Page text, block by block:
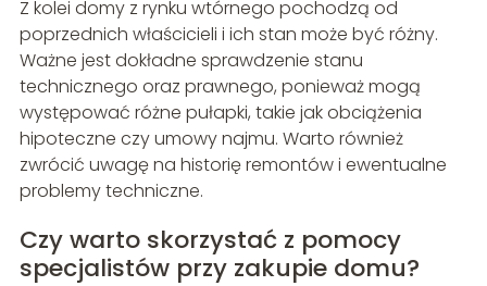
Z kolei domy z rynku wtórnego pochodzą od
poprzednich właścicieli i ich stan może być różny.
Ważne jest dokładne sprawdzenie stanu
technicznego oraz prawnego, ponieważ mogą
występować różne pułapki, takie jak obciążenia
hipoteczne czy umowy najmu. Warto również
zwrócić uwagę na historię remontów i ewentualne
problemy techniczne.
Czy warto skorzystać z pomocy
specjalistów przy zakupie domu?